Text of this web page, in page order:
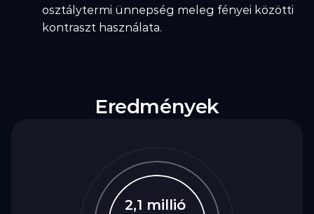
osztálytermi ünnepség meleg fényei közötti
kontraszt használata.
Eredmények
2,1 millió